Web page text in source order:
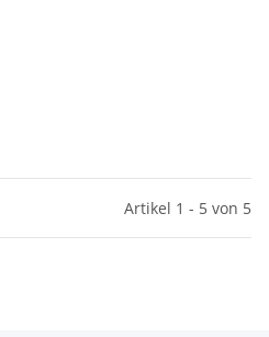
Artikel 1 - 5 von 5